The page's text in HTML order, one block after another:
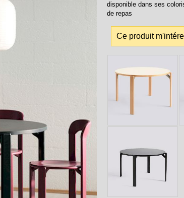
disponible dans ses
de repas
Ce produit